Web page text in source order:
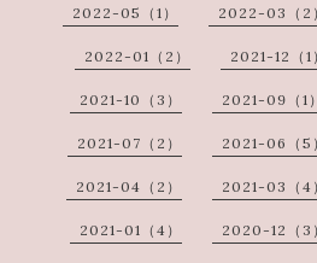
2022-05（1） 2022-03（2
2022-01（2） 2021-12（1
2021-10（3） 2021-09（1）
2021-07（2） 2021-06（5）
2021-04（2） 2021-03（4
2021-01（4） 2020-12（3